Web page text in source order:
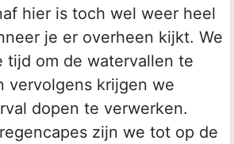
hier is toch wel weer heel
je er overheen kijkt. We
tijd om de watervallen te
vervolgens krijgen we
dopen te verwerken.
zijn we tot op de